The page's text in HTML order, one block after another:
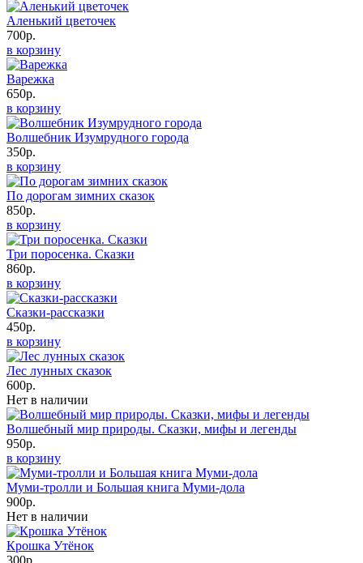
Аленький цветочек
700р.
в корзину
Варежка
650р.
в корзину
Волшебник Изумрудного города
350р.
в корзину
По дорогам зимних сказок
850р.
в корзину
Три поросенка. Сказки
860р.
в корзину
Сказки-рассказки
450р.
в корзину
Лес лунных сказок
600р.
Нет в наличии
Волшебный мир природы. Сказки, мифы и легенды
950р.
в корзину
Муми-тролли и Большая книга Муми-дола
900р.
Нет в наличии
Крошка Утёнок